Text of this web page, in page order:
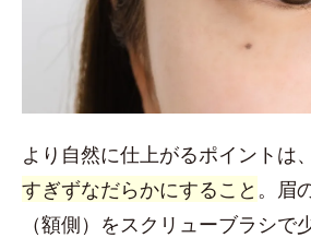
より自然に仕上がるポイントは、
すぎずなだらかにすること 。眉
（額側）をスクリューブラシで